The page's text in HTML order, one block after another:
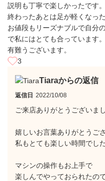
説明も丁寧で楽しかったです。
終わったあとは足が軽くなっ
お値段もリーズナブルで自分
で私にはとても合っています。
有難うございます。
3
Tiaraからの返信
返信日 2022/10/08
ご来店ありがとうございま
嬉しいお言葉ありがとうご
私もとても楽しい時間でし
マシンの操作もお上手で
楽しんでやっておられたの